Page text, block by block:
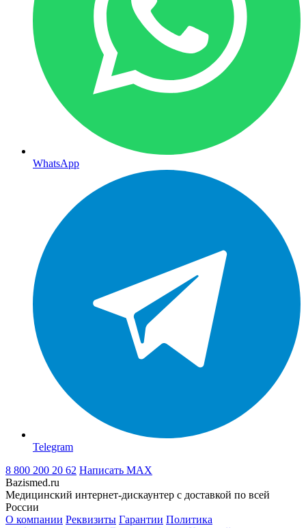
WhatsApp
Telegram
8 800 200 20 62 Написать MAX
Bazismed.ru
Медицинский интернет-дискаунтер с доставкой по всей
России
О компании Реквизиты Гарантии Политика